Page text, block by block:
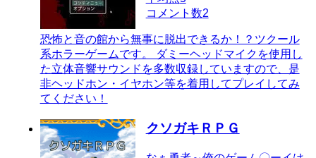
コメント数2
恐怖と音の館から無事に脱出できるか！？ツクール
系ホラーゲームです。 ダミーヘッドマイクを使用し
た立体音響サウンドを多数収録していますので、是
非ヘッドホン・イヤホン等を着用してプレイしてみ
てください！
クソガキＲＰＧ